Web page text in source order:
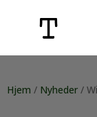
Hjem / Nyheder /